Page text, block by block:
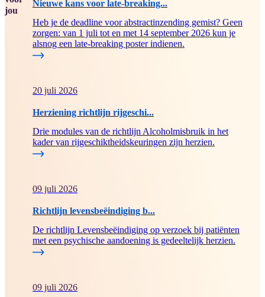
jou
Nieuwe kans voor late-breaking...
Heb je de deadline voor abstractinzending gemist? Geen
zorgen: van 1 juli tot en met 14 september 2026 kun je
alsnog een late-breaking poster indienen.
20 juli 2026
Herziening richtlijn rijgeschi...
Drie modules van de richtlijn Alcoholmisbruik in het
kader van rijgeschiktheidskeuringen zijn herzien.
09 juli 2026
Richtlijn levensbeëindiging b...
De richtlijn Levensbeëindiging op verzoek bij patiënten
met een psychische aandoening is gedeeltelijk herzien.
09 juli 2026